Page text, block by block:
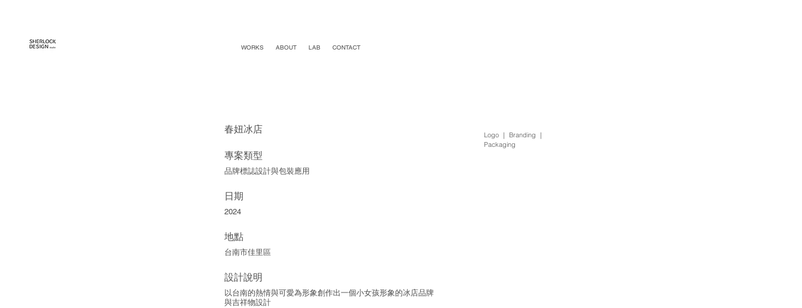
WORKS ABOUT LAB CONTACT
春妞冰店
專案類型
品牌標誌設計與包裝應用
日期
2024
地點
台南市佳里區
設計說明
以台南的熱情與可愛為形象創作出一個小女孩形象的冰店品牌
與吉祥物設計
Logo ｜ Branding ｜
Packaging